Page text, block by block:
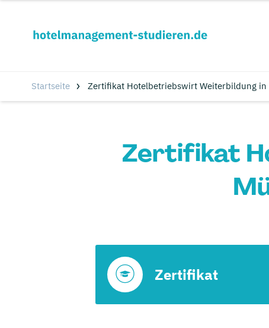
Startseite Zertifikat Hotelbetriebswirt Weiterbildung in
Zertifikat
Zertifikat